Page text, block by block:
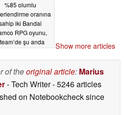
%85 olumlu
oranına
iki Bandai
RPG oyunu,
şu anda
fiyatlarına ulaştı
Show more articles
of theoriginal article: Marius
- Tech Writer- 5246 articles
on Notebookchecksince